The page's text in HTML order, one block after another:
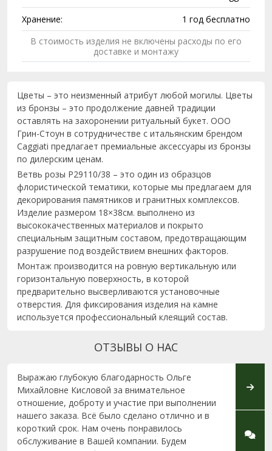
Хранение:
1 год бесплатно
В стоимость изделия не включены расходы по его
доставке и монтажу
Цветы – это неизменный атрибут любой могилы. Цветы
из бронзы – это продолжение давней традиции
оставлять на захоронении ритуальный букет. ООО
Грин-Стоун в сотрудничестве с итальянским брендом
Caggiati предлагает премиальные аксессуары из бронзы
по дилерским ценам.
Ветвь розы P29110/38 – это один из образцов
флористической тематики, которые мы предлагаем для
декорирования памятников и гранитных комплексов.
Изделие размером 18×38см. выполнено из
высококачественных материалов и покрыто
специальным защитным составом, предотвращающим
разрушение под воздействием внешних факторов.
Монтаж производится на ровную вертикальную или
горизонтальную поверхность, в которой
предварительно высверливаются установочные
отверстия. Для фиксирования изделия на камне
используется профессиональный клеящий состав.
ОТЗЫВЫ О НАС
Выражаю глубокую благодарность Ольге
Михайловне Кисловой за внимательное
отношение, доброту и участие при выполнении
нашего заказа. Всё было сделано отлично и в
короткий срок. Нам очень понравилось
обслуживание в Вашей компании. Будем